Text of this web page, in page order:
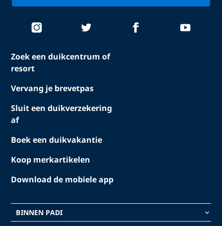
Zoek een duikcentrum of
resort
Vervang je brevetpas
Sluit een duikverzekering
af
Boek een duikvakantie
Koop merkartikelen
Download de mobiele app
BINNEN PADI keyboard_arrow_down